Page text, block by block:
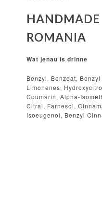
HANDMADE
ROMANIA
Wat jenau is drinne
Benzyl, Benzoat,
Limonenes,
Coumarin, Alpha-
Citral, Farnesol,
Isoeugenol, Benzyl